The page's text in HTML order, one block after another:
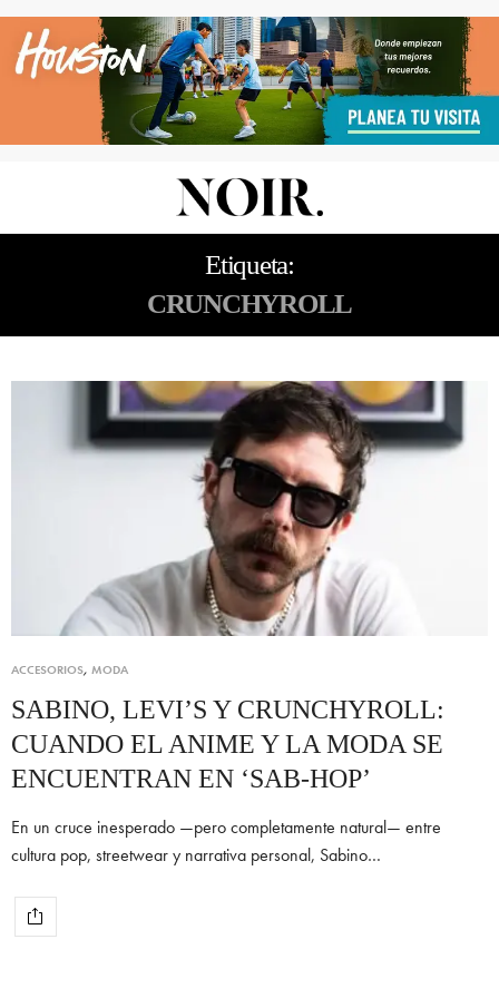
Etiqueta:
CRUNCHYROLL
ACCESORIOS, MODA
SABINO, LEVI’S Y CRUNCHYROLL:
CUANDO EL ANIME Y LA MODA SE
ENCUENTRAN EN ‘SAB-HOP’
En un cruce inesperado —pero completamente natural— entre
cultura pop, streetwear y narrativa personal, Sabino…